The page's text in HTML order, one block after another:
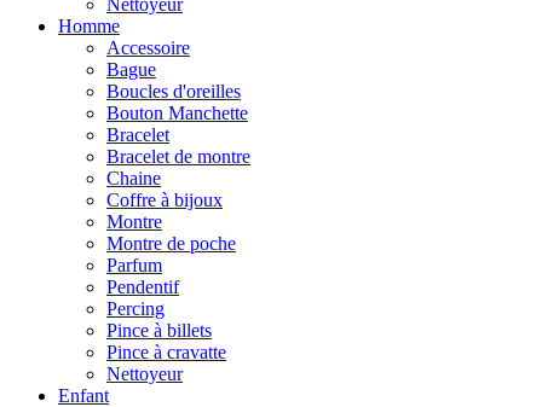
Nettoyeur
Homme
Accessoire
Bague
Boucles d'oreilles
Bouton Manchette
Bracelet
Bracelet de montre
Chaine
Coffre à bijoux
Montre
Montre de poche
Parfum
Pendentif
Percing
Pince à billets
Pince à cravatte
Nettoyeur
Enfant